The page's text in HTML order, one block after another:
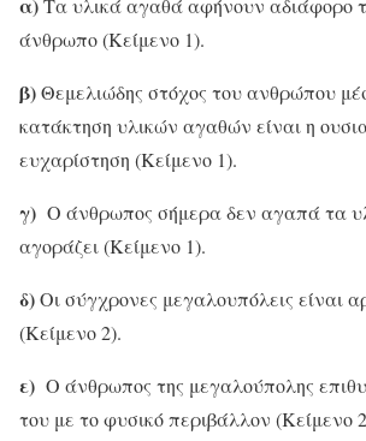
α)Τα υλικά αγαθά αφήνουν αδιάφορο
άνθρωπο (Κείμενο 1).
β)Θεμελιώδης στόχος του ανθρώπου
κατάκτηση υλικών αγαθών είναι η
ευχαρίστηση (Κείμενο 1).
γ) Ο άνθρωπος σήμερα δεν αγαπά τα
αγοράζει (Κείμενο 1).
δ)Οι σύγχρονες μεγαλουπόλεις είναι
(Κείμενο 2).
ε) Ο άνθρωπος της μεγαλούπολης
του με το φυσικό περιβάλλον (Κείμενο